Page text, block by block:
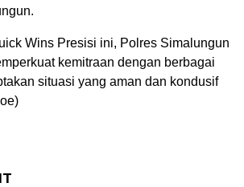
Wins Presisi ini, Polres Simalungun
kemitraan dengan berbagai
situasi yang aman dan kondusif